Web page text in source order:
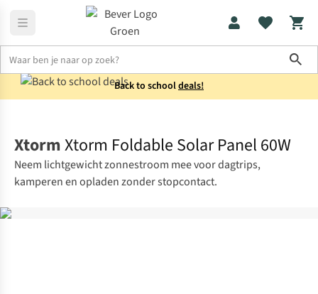
Back to schooldeals!
XtormXtorm Foldable Solar Panel 60W
Neem lichtgewicht zonnestroom mee voor dagtrips,
kamperen en opladen zonder stopcontact.